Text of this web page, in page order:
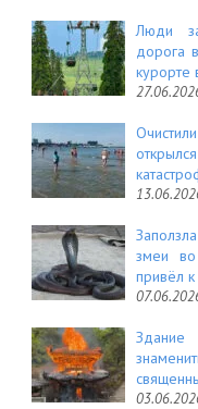
Люди
дорога
курорте
змеи
привёл к
Здание